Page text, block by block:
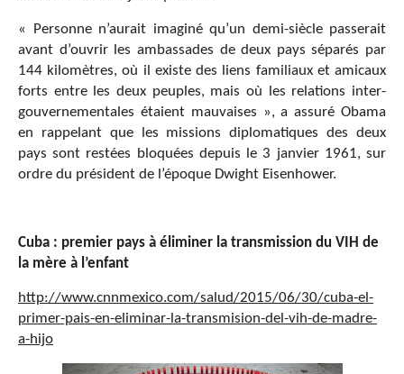
« Personne n’aurait imaginé qu’un demi-siècle passerait
avant d’ouvrir les ambassades de deux pays séparés par
144 kilomètres, où il existe des liens familiaux et amicaux
forts entre les deux peuples, mais où les relations inter-
gouvernementales étaient mauvaises », a assuré Obama
en rappelant que les missions diplomatiques des deux
pays sont restées bloquées depuis le 3 janvier 1961, sur
ordre du président de l’époque Dwight Eisenhower.
Cuba : premier pays à éliminer la transmission du VIH de
la mère à l’enfant
http://www.cnnmexico.com/salud/2015/06/30/cuba-el-
primer-pais-en-eliminar-la-transmision-del-vih-de-madre-
a-hijo